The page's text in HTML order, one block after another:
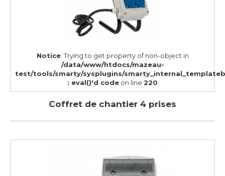
Notice: Trying to get property of non-object in
/data/www/htdocs/mazeau-
test/tools/smarty/sysplugins/
: eval()'d code on line 220
Coffret de chantier 4 prises